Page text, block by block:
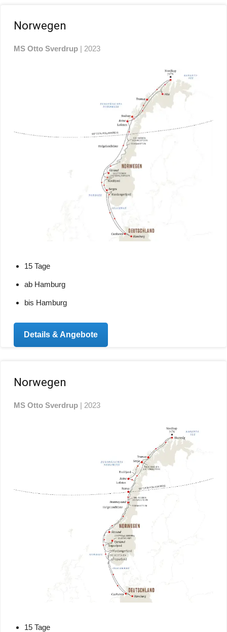
Norwegen
MS Otto Sverdrup | 2023
15 Tage
ab Hamburg
bis Hamburg
Details & Angebote
Norwegen
MS Otto Sverdrup | 2023
15 Tage